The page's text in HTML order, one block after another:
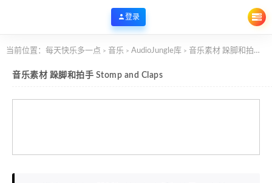
登录
当前位置： 每天快乐多一点 > 音乐 > AudioJungle库 > 音乐素材 跺脚和拍手 Stomp and Claps
音乐素材 跺脚和拍手 Stomp and Claps